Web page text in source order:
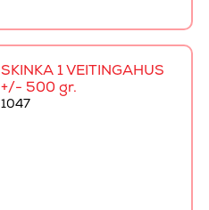
SKINKA 1 VEITINGAHÚS
+/- 500 gr.
1047